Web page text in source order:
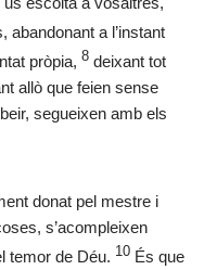
abandonant a l’instant
pròpia, 8 deixant tot
allò que feien sense
segueixen amb els
donat pel mestre i
s’acompleixen
temor de Déu. 10 És que